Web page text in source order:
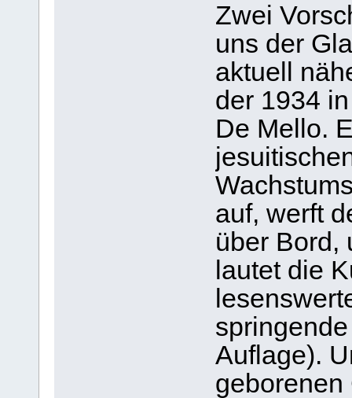
Zwei
uns der
aktuell
der 1934
De Mello.
auf, werft
über Bord,
lautet die
Auflage).
geborenen